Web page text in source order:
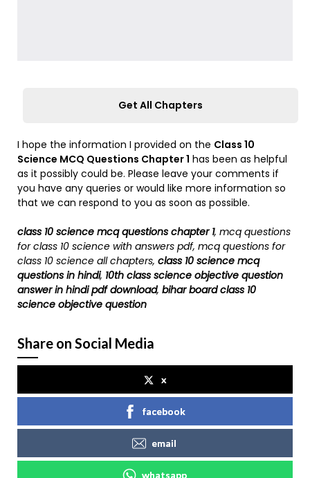
Get All Chapters
I hope the information I provided on the Class 10
Science MCQ Questions Chapter1 has been as helpful
as it possibly could be. Please leave your comments if
you have any queries or would like more information so
that we can respond to you as soon as possible.
class 10 science mcq questions chapter 1, mcq questions
for class 10 science with answers pdf, mcq questions for
class 10 science all chapters, class 10 science mcq
questions in hindi, 10th class science objective question
answer in hindi pdf download, bihar board class 10
science objective question
Share on Social Media
x
facebook
email
whatsapp